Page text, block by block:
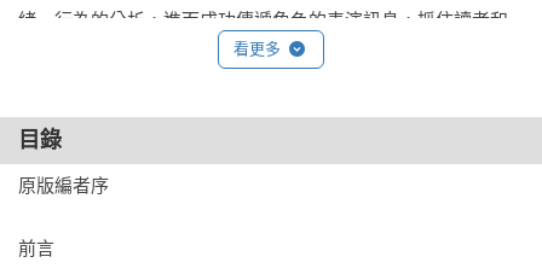
緒、行為的分析，進而成功傳遞角色的表演訊息，抓住讀者和
觀眾的欣賞角度與構圖。是一本專門為角色設計師、漫畫家、
動畫系教授
「觀看此書的心情就像是在博物館看展覽，每一段說明、每一
姓來襲》作者
看更多
目錄
原版編者序
前言